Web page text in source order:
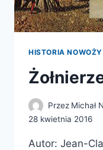
HISTORIA
Przez Michał
28 kwietnia 2016
Autor: Jean-